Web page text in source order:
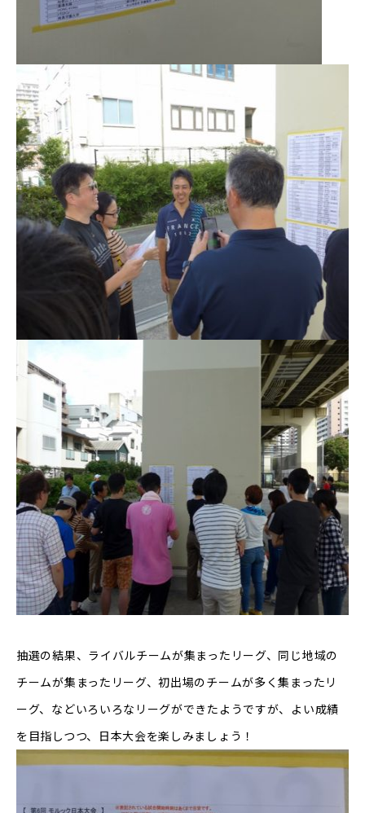
抽選の結果、ライバルチームが集まったリーグ、同じ地域の
チームが集まったリーグ、初出場のチームが多く集まったリ
ーグ、などいろいろなリーグができたようですが、よい成績
を目指しつつ、日本大会を楽しみましょう！